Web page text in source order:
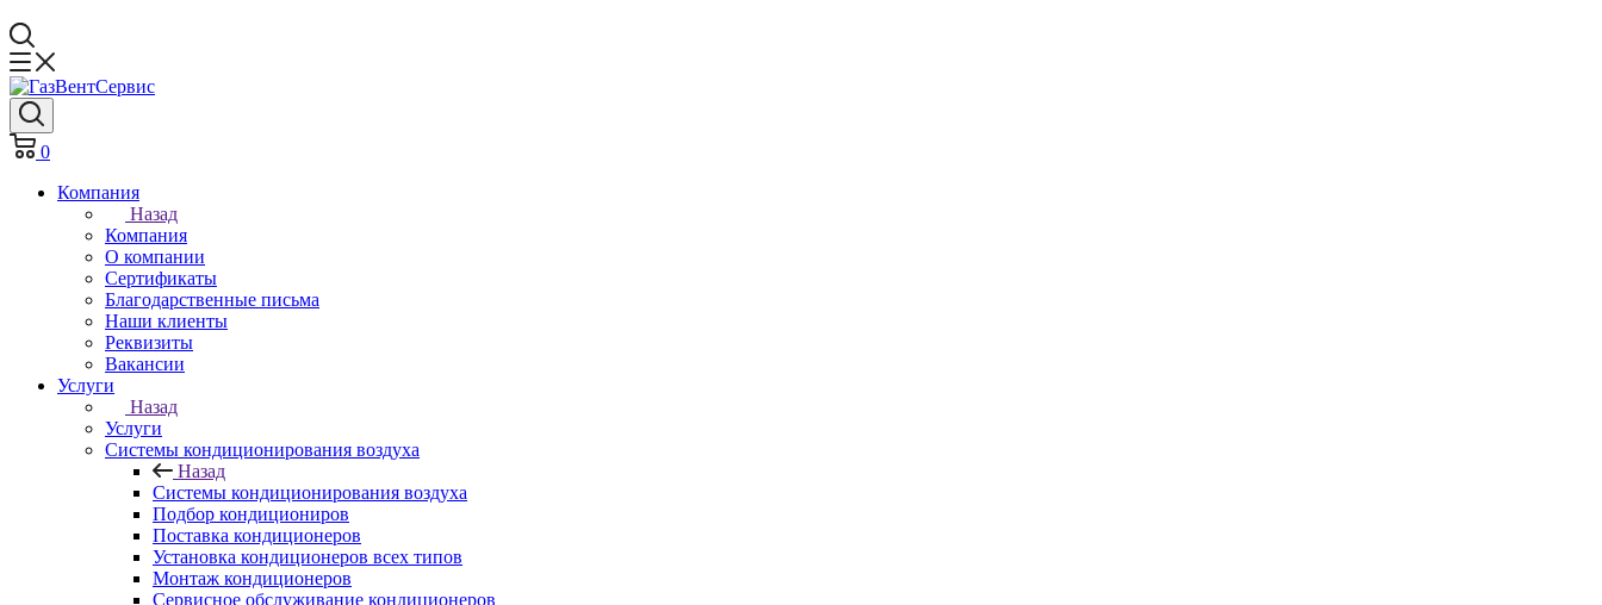
0
Компания
Назад
Компания
О компании
Сертификаты
Благодарственные письма
Наши клиенты
Реквизиты
Вакансии
Услуги
Назад
Услуги
Системы кондиционирования воздуха
Назад
Системы кондиционирования воздуха
Подбор кондициониров
Поставка кондиционеров
Установка кондиционеров всех типов
Монтаж кондиционеров
Сервисное обслуживание кондиционеров